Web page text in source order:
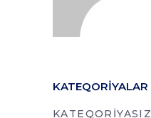
KATEQORIYALAR
KATEQORIYASIZ